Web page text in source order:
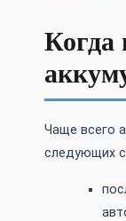
Когда
Чаще всего
следующих